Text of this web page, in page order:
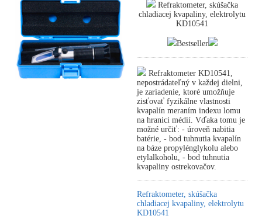
Refraktometer, skúšačka
chladiacej kvapaliny, elektrolytu
KD10541
Bestseller
Refraktometer KD10541,
nepostrádateľný v každej dielni,
je zariadenie, ktoré umožňuje
zisťovať fyzikálne vlastnosti
kvapalín meraním indexu lomu
na hranici médií. Vďaka tomu je
možné určiť: - úroveň nabitia
batérie, - bod tuhnutia kvapalín
na báze propylénglykolu alebo
etylalkoholu, - bod tuhnutia
kvapaliny ostrekovačov.
Refraktometer, skúšačka
chladiacej kvapaliny, elektrolytu
KD10541